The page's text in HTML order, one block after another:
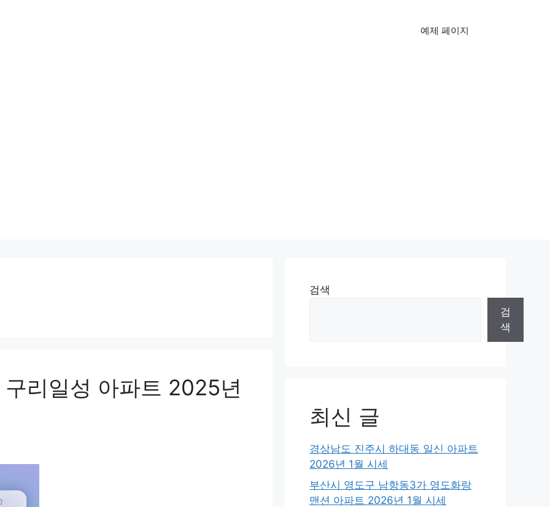
예제 페이지
리일성 아파트 2025년
검색
검
색
최신 글
경상남도 진주시 하대동 일신 아파트
2026년 1월 시세
부산시 영도구 남항동3가 영도화랑
맨션 아파트 2026년 1월 시세